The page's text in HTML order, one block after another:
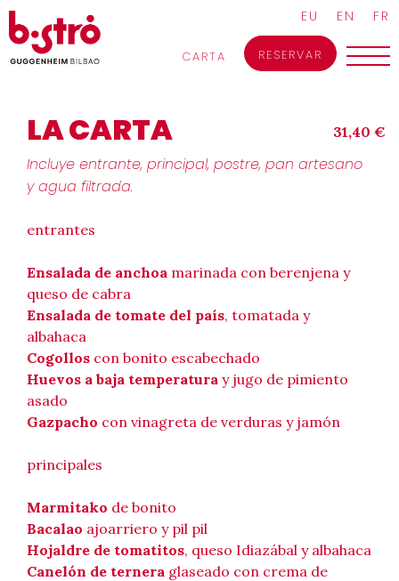
Skip
to
content
EU EN FR
CARTA RESERVAR
LA CARTA
Incluye entrante, principal, postre, pan artesano
y agua filtrada.
entrantes
Ensalada de anchoa marinada con berenjena y
queso de cabra
Ensalada de tomate del país, tomatada y
albahaca
Cogollos con bonito escabechado
Huevos a baja temperatura y jugo de pimiento
asado
Gazpacho con vinagreta de verduras y jamón
principales
Marmitako de bonito
Bacalao ajoarriero y pil pil
Hojaldre de tomatitos, queso Idiazábal y albahaca
Canelón de ternera glaseado con crema de
31,40 €